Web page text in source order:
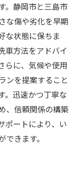
。静岡市と三島市
な傷や劣化を早期
な状態に保ちま
車方法をアドバイ
らに、気候や使用
ンを提案すること
。迅速かつ丁寧な
、信頼関係の構築
ポートにより、い
きます。